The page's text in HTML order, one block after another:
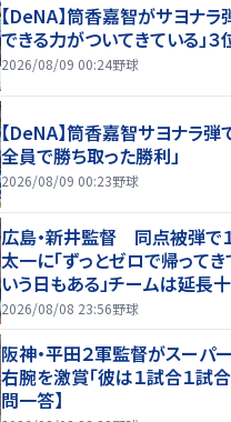
【DeNA】筒香嘉智がサヨナラ
できる力がついてきている」
2026/08/09 00:24野球
【DeNA】筒香嘉智サヨナラ弾
全員で勝ち取った勝利」
2026/08/09 00:23野球
広島・新井監督 同点被弾で
太一に「ずっとゼロで帰ってき
いう日もある」チームは延長
サヨナラ負け
2026/08/08 23:56野球
阪神・平田２軍監督がスーパ
右腕を激賞「彼は１試合１試
問一答】